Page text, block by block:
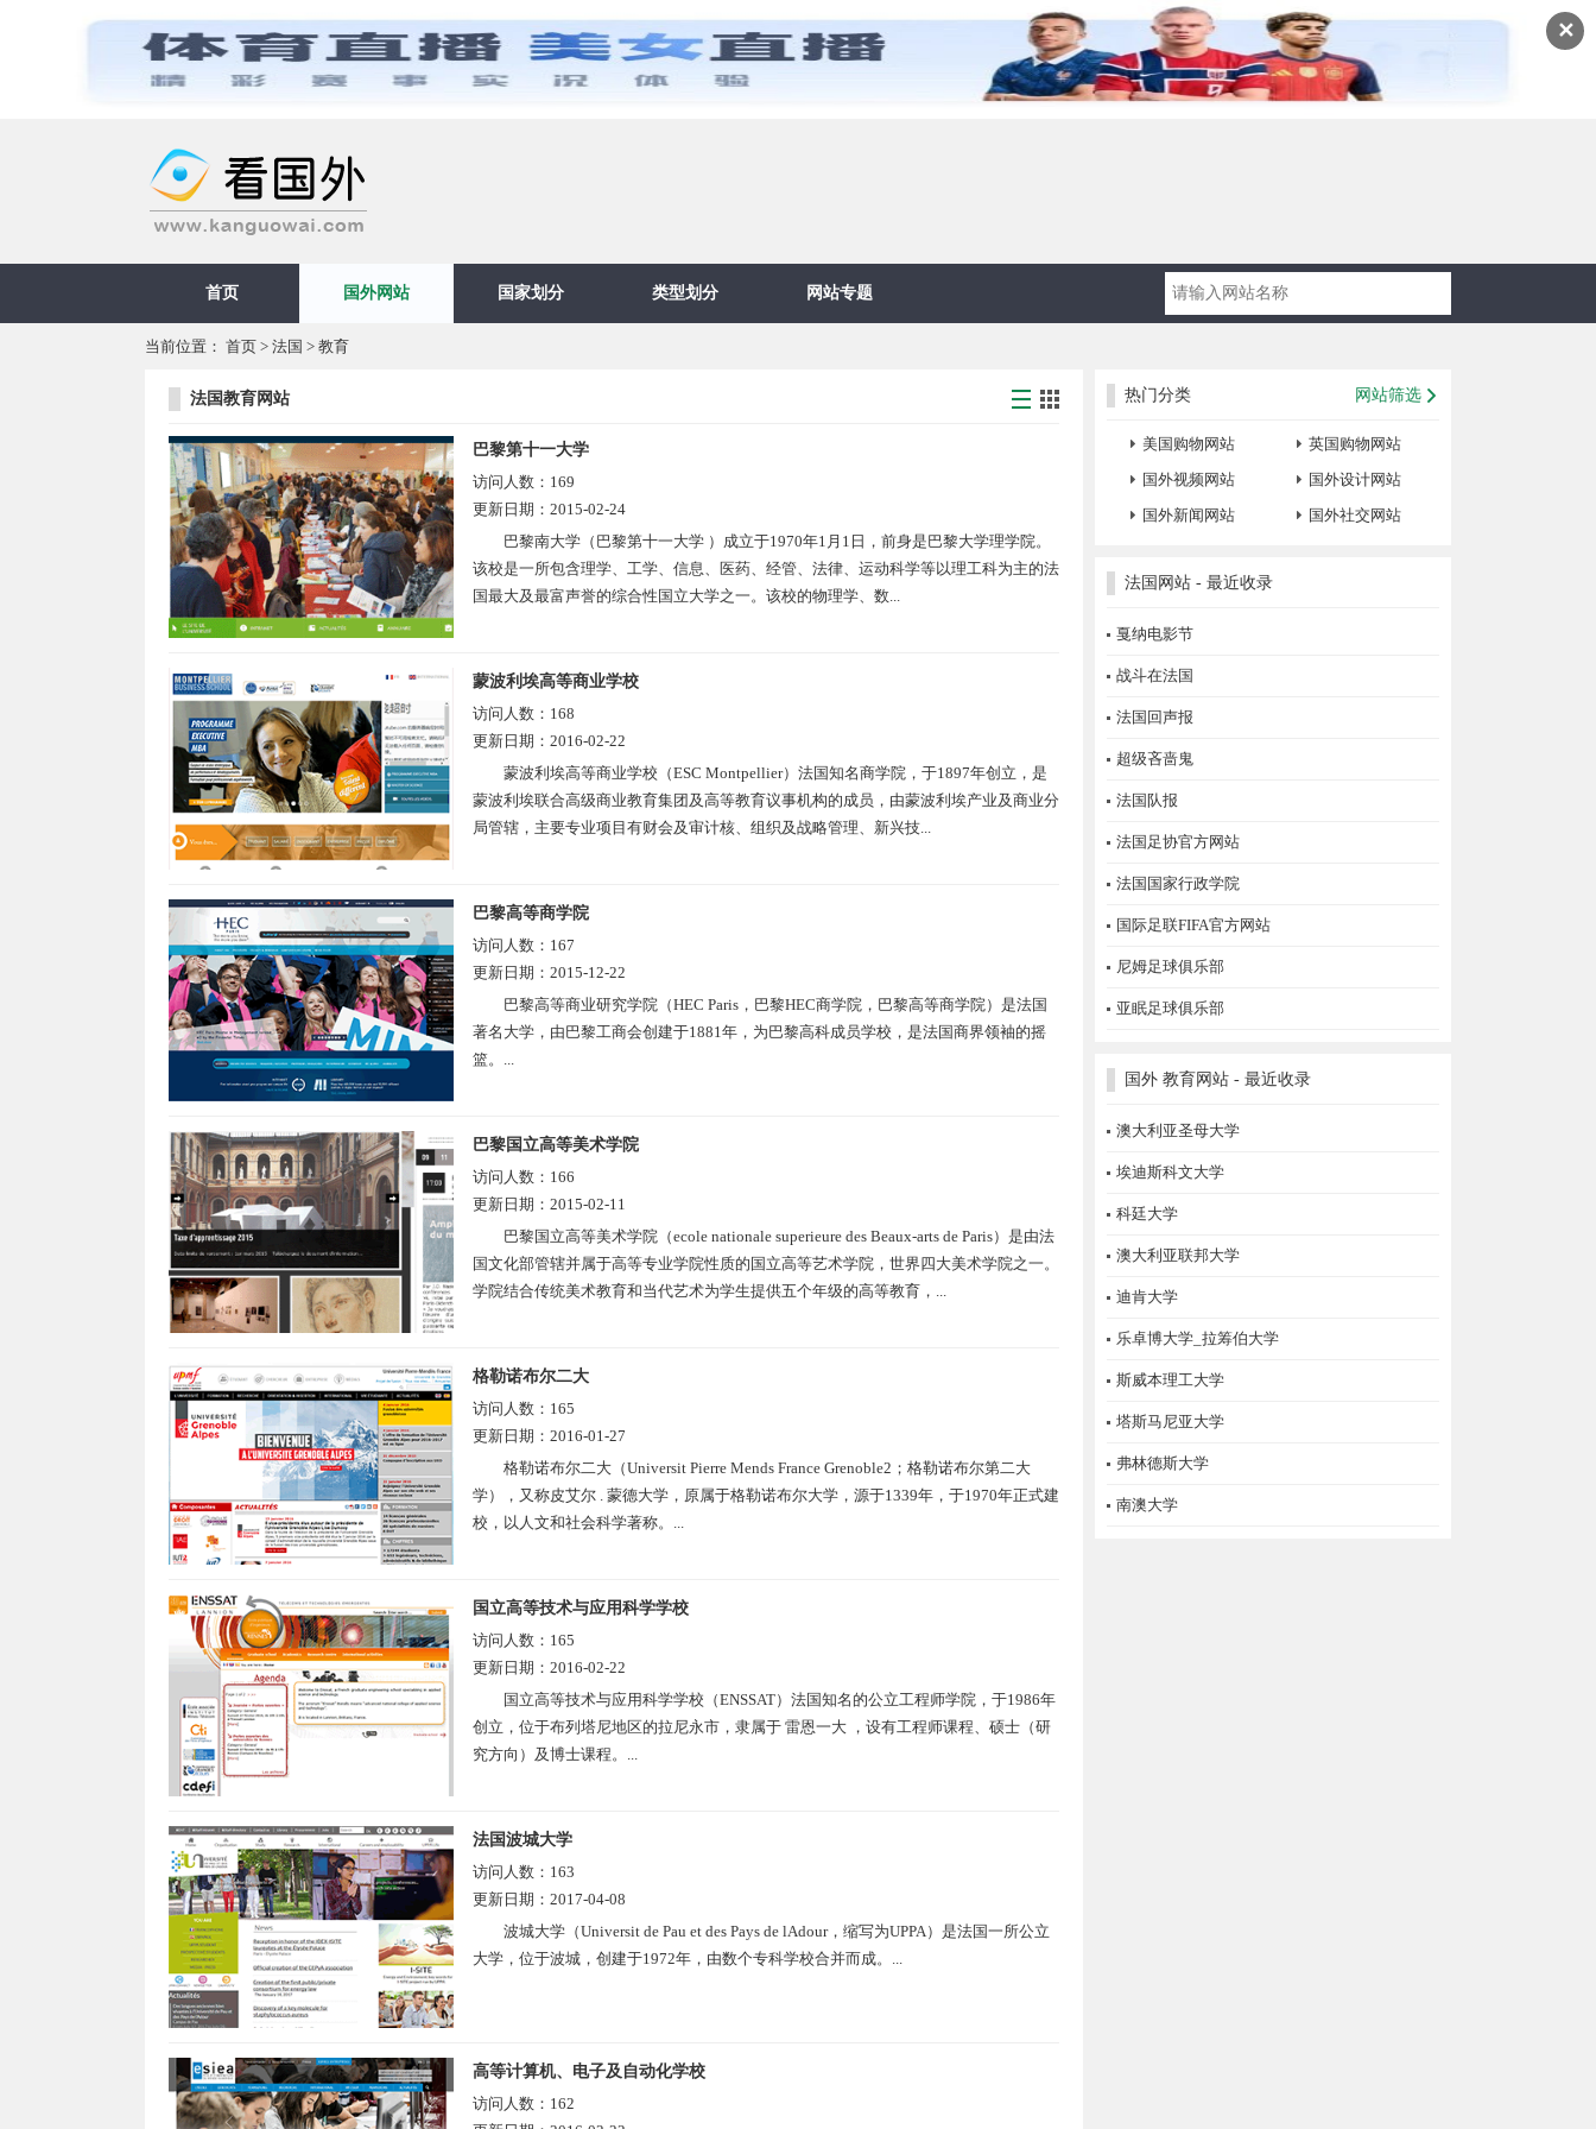
✕
首页 国外网站 国家划分 类型划分 网站专题
当前位置： 首页 > 法国 > 教育
法国教育网站
巴黎第十一大学
访问人数： 169
更新日期： 2015-02-24
巴黎南大学（巴黎第十一大学 ）成立于1970年1月1日，前身是巴黎大学理学院。
该校是一所包含理学、工学、信息、医药、经管、法律、运动科学等以理工科为主的法
国最大及最富声誉的综合性国立大学之一。该校的物理学、数...
蒙波利埃高等商业学校
访问人数： 168
更新日期： 2016-02-22
蒙波利埃高等商业学校（ESC Montpellier）法国知名商学院，于1897年创立，是
蒙波利埃联合高级商业教育集团及高等教育议事机构的成员，由蒙波利埃产业及商业分
局管辖，主要专业项目有财会及审计核、组织及战略管理、新兴技...
巴黎高等商学院
访问人数： 167
更新日期： 2015-12-22
巴黎高等商业研究学院（HEC Paris，巴黎HEC商学院，巴黎高等商学院）是法国
著名大学，由巴黎工商会创建于1881年，为巴黎高科成员学校，是法国商界领袖的摇
篮。...
巴黎国立高等美术学院
访问人数： 166
更新日期： 2015-02-11
巴黎国立高等美术学院（ecole nationale superieure des Beaux-arts de Paris）是由法
国文化部管辖并属于高等专业学院性质的国立高等艺术学院，世界四大美术学院之一。
学院结合传统美术教育和当代艺术为学生提供五个年级的高等教育，...
格勒诺布尔二大
访问人数： 165
更新日期： 2016-01-27
格勒诺布尔二大（Universit Pierre Mends France Grenoble2；格勒诺布尔第二大
学），又称皮艾尔 . 蒙德大学，原属于格勒诺布尔大学，源于1339年，于1970年正式建
校，以人文和社会科学著称。...
国立高等技术与应用科学学校
访问人数： 165
更新日期： 2016-02-22
国立高等技术与应用科学学校（ENSSAT）法国知名的公立工程师学院，于1986年
创立，位于布列塔尼地区的拉尼永市，隶属于 雷恩一大 ，设有工程师课程、硕士（研
究方向）及博士课程。...
法国波城大学
访问人数： 163
更新日期： 2017-04-08
波城大学（Universit de Pau et des Pays de lAdour，缩写为UPPA）是法国一所公立
大学，位于波城，创建于1972年，由数个专科学校合并而成。...
高等计算机、电子及自动化学校
访问人数： 162
热门分类 网站筛选
美国购物网站
英国购物网站
国外视频网站
国外设计网站
国外新闻网站
国外社交网站
法国网站 - 最近收录
戛纳电影节
战斗在法国
法国回声报
超级吝啬鬼
法国队报
法国足协官方网站
法国国家行政学院
国际足联FIFA官方网站
尼姆足球俱乐部
亚眠足球俱乐部
国外 教育网站 - 最近收录
澳大利亚圣母大学
埃迪斯科文大学
科廷大学
澳大利亚联邦大学
迪肯大学
乐卓博大学_拉筹伯大学
斯威本理工大学
塔斯马尼亚大学
弗林德斯大学
南澳大学